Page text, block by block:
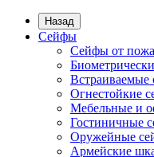
Назад
Сейфы
Сейфы от
Встраиваемые
Огнестойкие
Мебельные и
Гостиничные
Оружейные
Армейские